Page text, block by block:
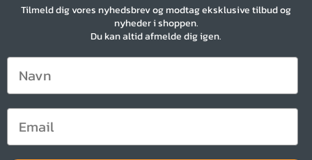
Tilmeld dig vores nyhedsbrev og modtag eksklusive tilbud og
nyheder i shoppen.
Du kan altid afmelde dig igen.